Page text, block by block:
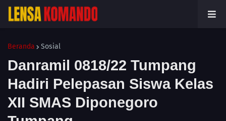
Beranda Sosial
Danramil 0818/22 Tumpang
Hadiri Pelepasan Siswa Kelas
XII SMAS Diponegoro